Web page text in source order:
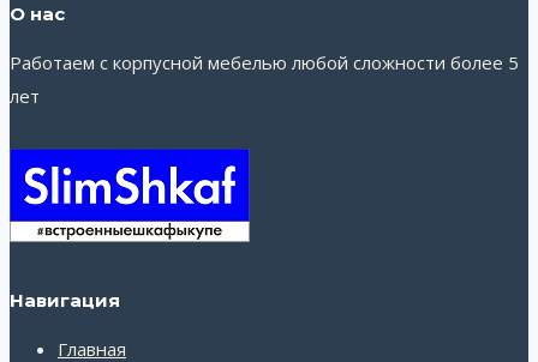
О нас
Работаем с корпусной мебелью любой сложности более 5
лет
Навигация
Главная